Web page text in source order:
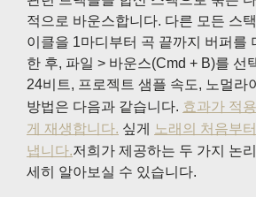
적으로 바운스합니다. 다른 모든 스
이클을 1마디부터 곡 끝까지 버퍼를
한 후, 파일 > 바운스(Cmd + B)를 선
24비트, 프로젝트 샘플 속도, 노멀라
방법은 다음과 같습니다. 효과가 적
게 재생합니다. 싶게
노래의 처음부
냅니다.저희가 제공하는 두 가지 논
세히 알아보실 수 있습니다.